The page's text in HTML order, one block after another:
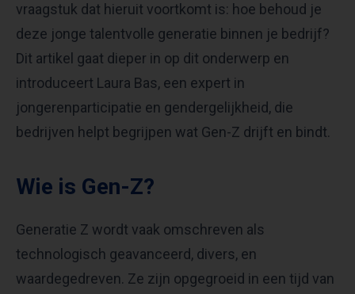
vraagstuk dat hieruit voortkomt is: hoe behoud je
deze jonge talentvolle generatie binnen je bedrijf?
Dit artikel gaat dieper in op dit onderwerp en
introduceert Laura Bas, een expert in
jongerenparticipatie en gendergelijkheid, die
bedrijven helpt begrijpen wat Gen-Z drijft en bindt.
Wie is Gen-Z?
Generatie Z wordt vaak omschreven als
technologisch geavanceerd, divers, en
waardegedreven. Ze zijn opgegroeid in een tijd van